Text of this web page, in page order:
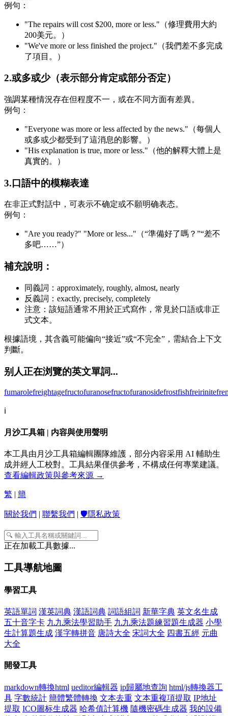
例句：
"The repairs will cost $200, more or less."（修理費用大約
200美元。）
"We've more or less finished the project."（我們差不多完成
了項目。）
2.或多或少（表示部分肯定或部分否定）
強調某種情況存在但程度不一，或在不同方面有差異。
例句：
"Everyone was more or less affected by the news."（每個人
或多或少都受到了這消息的影響。）
"His explanation is true, more or less."（他的解釋大體上是
真實的。）
3.口語中的模糊表達
在非正式對話中，可表示不确定或不願明确表态。
例句：
"Are you ready?" "More or less..."（“準備好了嗎？”“差不
多吧……”）
補充說明：
同義詞：approximately, roughly, almost, nearly
反義詞：exactly, precisely, completely
注意：該短語通常不用於正式寫作，常見於口語或非正
式文本。
根據語境，其含義可能偏向“接近”或“不完全”，需結合上下文
判斷。
别人正在浏覽的英文單詞...
fumarolefreightagefructofuranosefructofuranosidefrostfishfreirinite
ℹ️
月沙工具箱 | 内容與使用聲明
本工具由月沙工具箱編輯團隊維護，部分内容采用 AI 輔助生
成并經人工校對。工具結果僅供參考，不構成任何專業建議。
查看編輯政策與參考來源 →
繁 | 簡
關於我們 | 聯繫我們 | 🛡️隱私政策
正在加載工具數據...
工具導航地圖
學習工具
英語單詞 漢英詞典 漢語詞典 詞語組詞 新華字典 英文名生成
五十音字卡 九九乘法學習助手 九九乘法題練習題生成器 小學
生計算題生成 漢字轉拼音 唐詩大全 宋詞大全 四書五經 元曲
大全
開發工具
markdown轉換html ueditor編輯器 ip歸屬地查詢 html/js轉換器工
具 字數統計 簡體繁體轉換 文本去重 文本重複項提取 IP地址
提取 ICO圖标生成器 哈希值計算機 隨機密碼生成器 我的設備